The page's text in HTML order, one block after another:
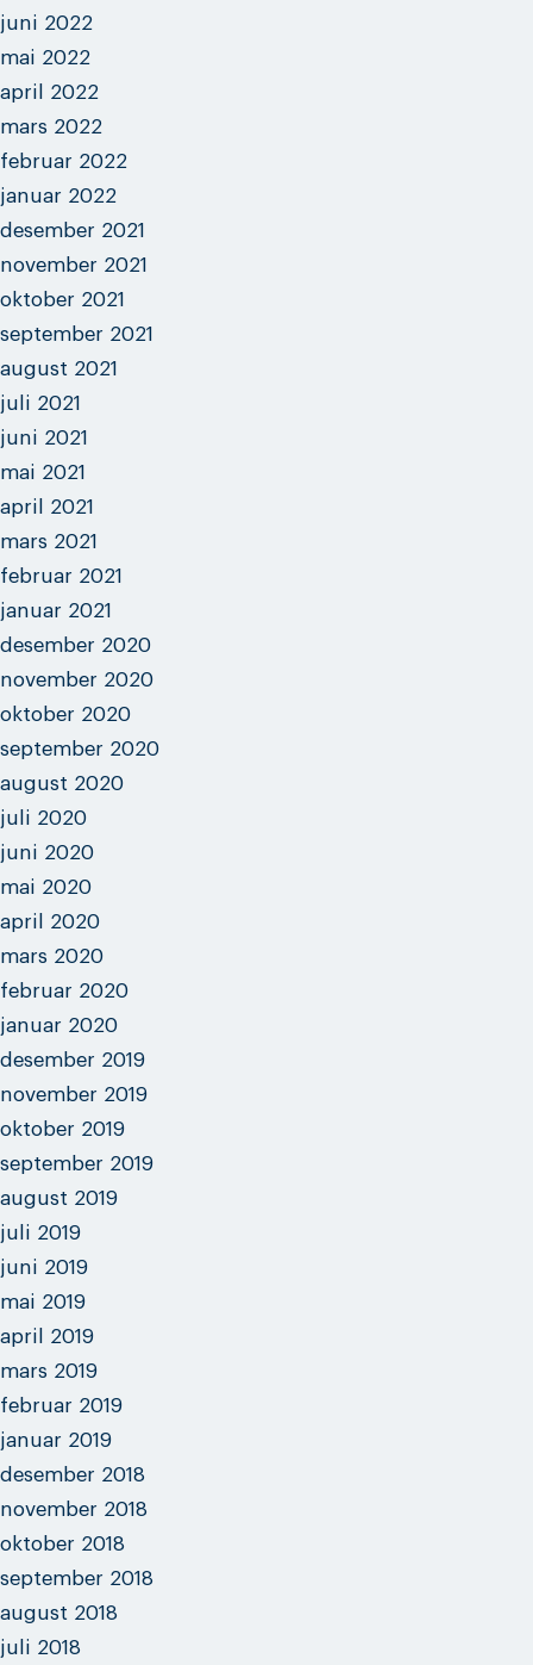
juni 2022
mai 2022
april 2022
mars 2022
februar 2022
januar 2022
desember 2021
november 2021
oktober 2021
september 2021
august 2021
juli 2021
juni 2021
mai 2021
april 2021
mars 2021
februar 2021
januar 2021
desember 2020
november 2020
oktober 2020
september 2020
august 2020
juli 2020
juni 2020
mai 2020
april 2020
mars 2020
februar 2020
januar 2020
desember 2019
november 2019
oktober 2019
september 2019
august 2019
juli 2019
juni 2019
mai 2019
april 2019
mars 2019
februar 2019
januar 2019
desember 2018
november 2018
oktober 2018
september 2018
august 2018
juli 2018